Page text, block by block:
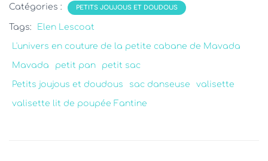
Catégories : PETITS JOUJOUS ET DOUDOUS
Tags: Elen Lescoat
L'univers en couture de la petite cabane de Mavada
Mavada petit pan petit sac
Petits joujous et doudous sac danseuse valisette
valisette lit de poupée Fantine